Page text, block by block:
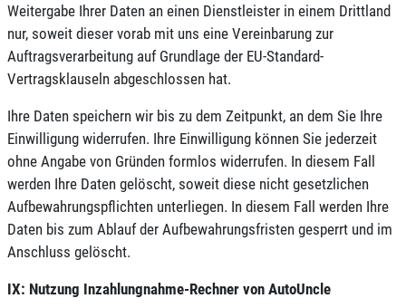
Weitergabe Ihrer Daten an einen Dienstleister in einem Drittland
nur, soweit dieser vorab mit uns eine Vereinbarung zur
Auftragsverarbeitung auf Grundlage der EU-Standard-
Vertragsklauseln abgeschlossen hat.
Ihre Daten speichern wir bis zu dem Zeitpunkt, an dem Sie Ihre
Einwilligung widerrufen. Ihre Einwilligung können Sie jederzeit
ohne Angabe von Gründen formlos widerrufen. In diesem Fall
werden Ihre Daten gelöscht, soweit diese nicht gesetzlichen
Aufbewahrungspflichten unterliegen. In diesem Fall werden Ihre
Daten bis zum Ablauf der Aufbewahrungsfristen gesperrt und im
Anschluss gelöscht.
IX: Nutzung Inzahlungnahme-Rechner von AutoUncle